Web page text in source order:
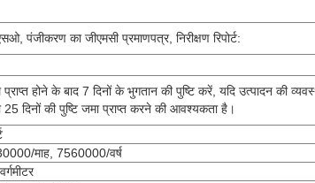
पंजीकरण का जीएमसी प्रमाणपत्र, निरीक्षण रिपोर्ट:
होने के बाद 7 दिनों के भुगतान की पुष्टि करें, यदि उत्पादन की
दिनों की पुष्टि जमा प्राप्त करने की आवश्यकता है।
माह, 7560000/वर्ष